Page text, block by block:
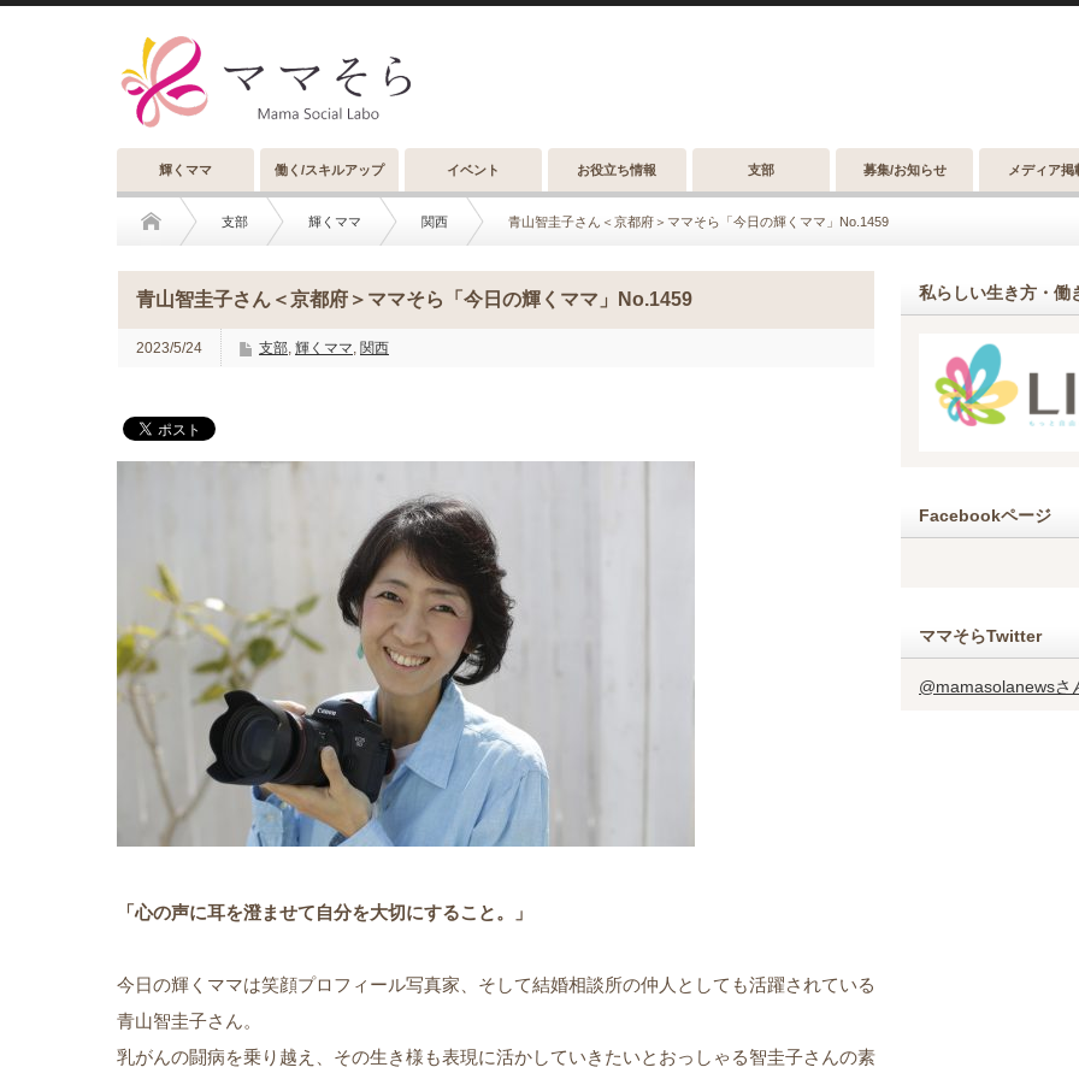
輝くママ 働く/スキルアップ イベント お役立ち情報 支部 募集/お知らせ メディア掲
支部 輝くママ 関西 青山智圭子さん＜京都府＞ママそら「今日の輝くママ」No.1459
青山智圭子さん＜京都府＞ママそら「今日の輝くママ」No.1459
2023/5/24 支部, 輝くママ, 関西
「心の声に耳を澄ませて自分を大切にすること。」
今日の輝くママは笑顔プロフィール写真家、そして結婚相談所の仲人としても活躍されている
青山智圭子さん。
乳がんの闘病を乗り越え、その生き様も表現に活かしていきたいとおっしゃる智圭子さんの素
私らしい生き方・
Facebookページ
ママそらTwitter
@mamasolanewsさ